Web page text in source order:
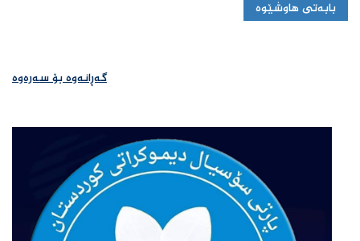
بابەتی هاوشێوە
گەڕانەوە بۆ سەرەوە